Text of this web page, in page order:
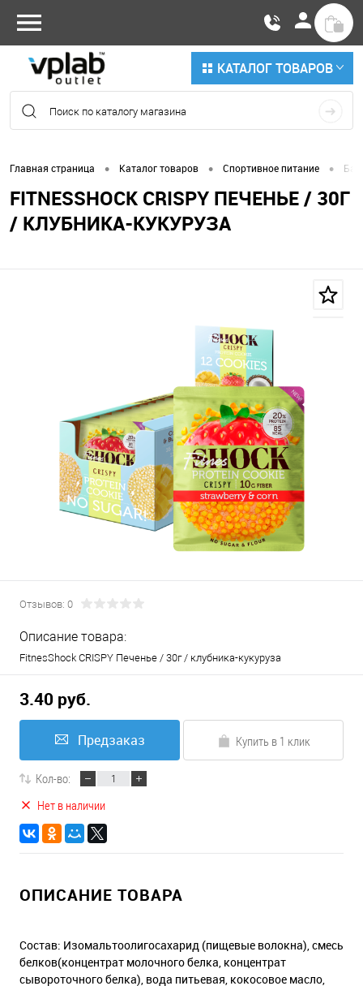
КАТАЛОГ ТОВАРОВ
Главная страница • Каталог товаров • Спортивное питание •
FITNESSHOCK CRISPY ПЕЧЕНЬЕ / 30Г
/ КЛУБНИКА-КУКУРУЗА
Отзывов: 0
Описание товара:
FitnesShock CRISPY Печенье / 30г / клубника-кукуруза
3.40 руб.
Предзаказ Купить в 1 клик
Кол-во:
Нет в наличии
ОПИСАНИЕ ТОВАРА
Состав: Изомальтоолигосахарид (пищевые волокна), смесь
белков(концентрат молочного белка, концентрат
сывороточного белка), вода питьевая, кокосовое масло,